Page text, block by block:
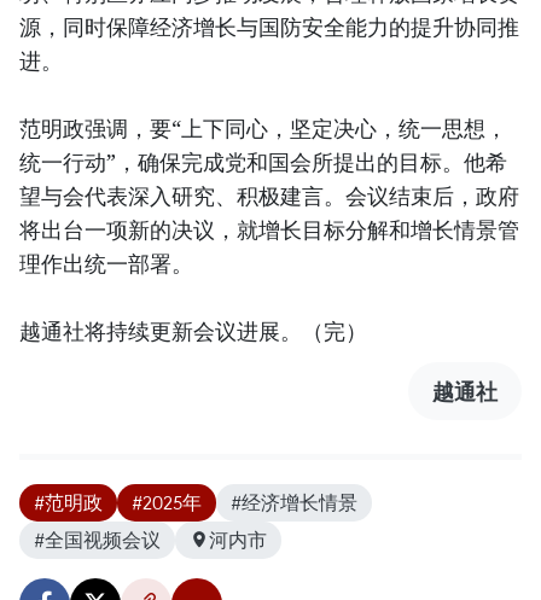
源，同时保障经济增长与国防安全能力的提升协同推
进。
范明政强调，要“上下同心，坚定决心，统一思想，
统一行动”，确保完成党和国会所提出的目标。他希
望与会代表深入研究、积极建言。会议结束后，政府
将出台一项新的决议，就增长目标分解和增长情景管
理作出统一部署。
越通社将持续更新会议进展。（完）
越通社
#范明政 #2025年
#经济增长情景
#全国视频会议
河内市